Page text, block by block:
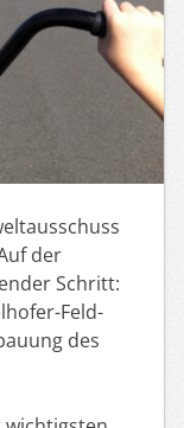
der
Schritt:
Feld-
des